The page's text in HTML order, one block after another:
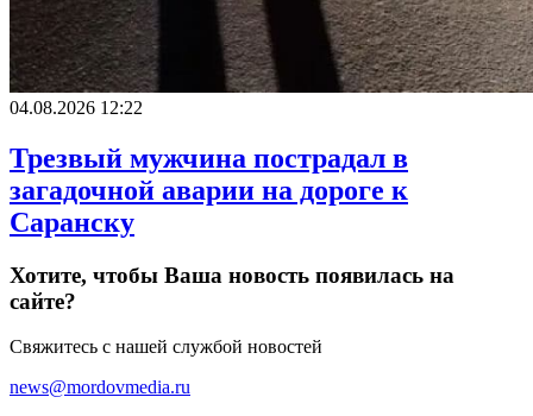
04.08.2026 12:22
Трезвый мужчина пострадал в
загадочной аварии на дороге к
Саранску
Хотите, чтобы Ваша новость появилась на
сайте?
Свяжитесь с нашей службой новостей
news@mordovmedia.ru